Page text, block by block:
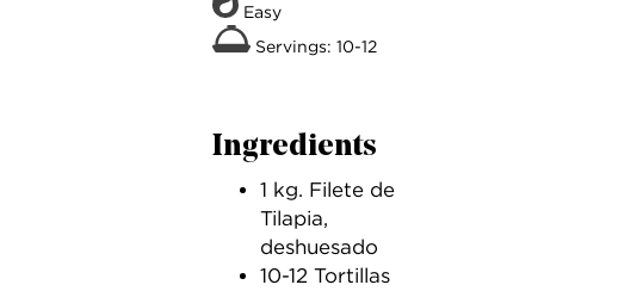
Easy
Servings: 10-12
Ingredients
1 kg. Filete de
Tilapia,
deshuesado
10-12 Tortillas